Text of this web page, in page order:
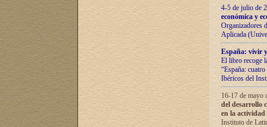
4-5 de julio de
económica y
Organizadores
Aplicada
España: vivir
El libro recoge
“España:
Ibéricos del
16-17 de mayo
del desarrollo
en la
Instituto de